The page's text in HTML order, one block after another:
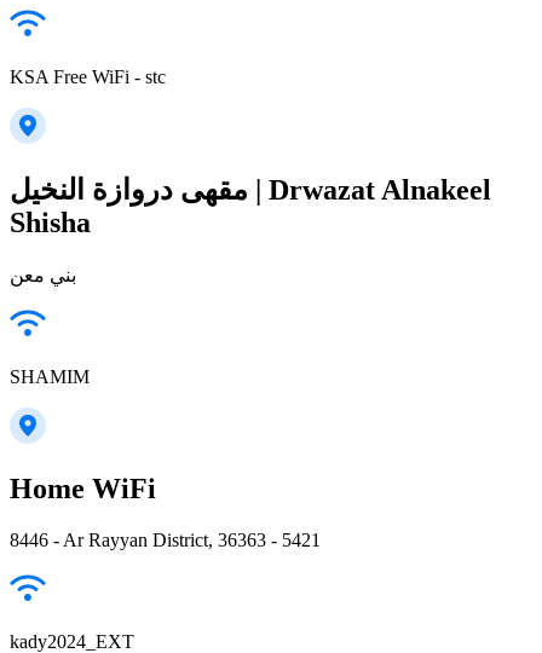
KSA Free WiFi - stc
مقهى دروازة النخيل | Drwazat Alnakeel
Shisha
بني معن
SHAMIM
Home WiFi
8446 - Ar Rayyan District, 36363 - 5421
kady2024_EXT